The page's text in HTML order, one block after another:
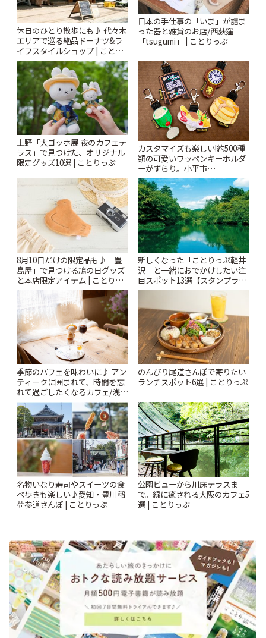
休日のひとり散歩にも♪ 代々木
エリアで巡る絶品ドーナツ&ラ
イフスタイルショップ | ことり
っぷ
日本の手仕事の「いま」が詰ま
った器と雑貨のお店/西荻窪
「tsugumi」 | ことりっぷ
上野「大ゴッホ展 夜のカフェテ
ラス」で見つけた、オリジナル
限定グッズ10選 | ことりっぷ
カスタマイズも楽しい!約500種
類の可愛いワッペンキーホルダ
ーがずらり。小平市
「Kimamaya T&K」 | ことりっ
ぷ
8月10日だけの限定品も♪「豊
島屋」で見つける鳩の日グッズ
と本店限定アイテム | ことりっ
ぷ
新しくなった「ことりっぷ軽井
沢」と一緒におでかけしたい注
目スポット13選【スタンプラリ
ー開催中】 | ことりっぷ
季節のパフェを味わいに♪ アン
ティークに囲まれて、時間を忘
れて過ごしたくなるカフェ/浅草
「annorum cafe」 | ことりっぷ
のんびり尾道さんぽで寄りたい
ランチスポット6選 | ことりっぷ
名物いなり寿司やスイーツの食
べ歩きも楽しい♪愛知・豊川稲
荷参道さんぽ | ことりっぷ
公園ビューから川床テラスま
で。緑に癒される大阪のカフェ5
選 | ことりっぷ